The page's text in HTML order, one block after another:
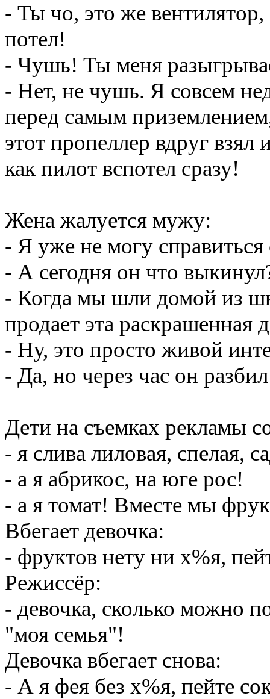
- Ты чо, это же
потел!
- Чушь! Ты меня
- Нет, не чушь. Я совсем
перед самым
этот пропеллер вдруг
как пилот вспотел сразу!
Жена жалуется мужу:
- Я уже не могу
- А сегодня он что
- Когда мы шли домой из
продает эта раскрашенная
- Ну, это просто живой
- Да, но через час он
Дети на съемках рекламы
- я слива лиловая, спелая,
- а я абрикос, на юге рос!
- а я томат! Вместе мы
Вбегает девочка:
- фруктов нету ни х%я,
Режиссёр:
- девочка, сколько можно
"моя семья"!
Девочка вбегает снова:
- А я фея без х%я, пейте